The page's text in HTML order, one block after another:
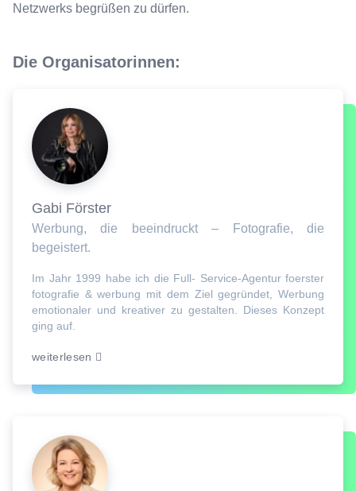
Netzwerks begrüßen zu dürfen.
Die Organisatorinnen:
Gabi Förster
Werbung, die beeindruckt – Fotografie, die
begeistert.
Im Jahr 1999 habe ich die Full- Service-Agentur foerster
fotografie & werbung mit dem Ziel gegründet, Werbung
emotionaler und kreativer zu gestalten. Dieses Konzept
ging auf.
weiterlesen